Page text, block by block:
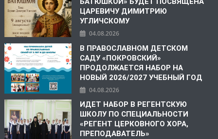
ЦАРЕВИЧУ ДИМИТРИЮ
УГЛИЧСКОМУ
04.08.2026
В ПРАВОСЛАВНОМ ДЕТСКОМ
САДУ «ПОКРОВСКИЙ»
ПРОДОЛЖАЕТСЯ НАБОР НА
НОВЫЙ 2026/2027 УЧЕБНЫЙ ГОД
04.08.2026
ИДЕТ НАБОР В РЕГЕНТСКУЮ
ШКОЛУ ПО СПЕЦИАЛЬНОСТИ
«РЕГЕНТ ЦЕРКОВНОГО ХОРА,
ПРЕПОДАВАТЕЛЬ»